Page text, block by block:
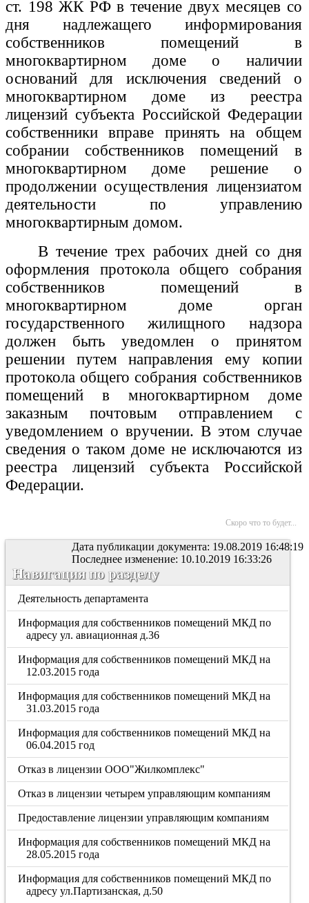
ст. 198 ЖК РФ в течение двух месяцев со
дня надлежащего информирования
собственников помещений в
многоквартирном доме о наличии
оснований для исключения сведений о
многоквартирном доме из реестра
лицензий субъекта Российской Федерации
собственники вправе принять на общем
собрании собственников помещений в
многоквартирном доме решение о
продолжении осуществления лицензиатом
деятельности по управлению
многоквартирным домом.
В течение трех рабочих дней со дня
оформления протокола общего собрания
собственников помещений в
многоквартирном доме орган
государственного жилищного надзора
должен быть уведомлен о принятом
решении путем направления ему копии
протокола общего собрания собственников
помещений в многоквартирном доме
заказным почтовым отправлением с
уведомлением о вручении. В этом случае
сведения о таком доме не исключаются из
реестра лицензий субъекта Российской
Федерации.
Скоро что то будет...
Дата публикации документа: 19.08.2019 16:48:19
Последнее изменение: 10.10.2019 16:33:26
Навигация по разделу
Деятельность департамента
Информация для собственников помещений МКД по
адресу ул. авиационная д.36
Информация для собственников помещений МКД на
12.03.2015 года
Информация для собственников помещений МКД на
31.03.2015 года
Информация для собственников помещений МКД на
06.04.2015 год
Отказ в лицензии ООО"Жилкомплекс"
Отказ в лицензии четырем управляющим компаниям
Предоставление лицензии управляющим компаниям
Информация для собственников помещений МКД на
28.05.2015 года
Информация для собственников помещений МКД по
адресу ул.Партизанская, д.50